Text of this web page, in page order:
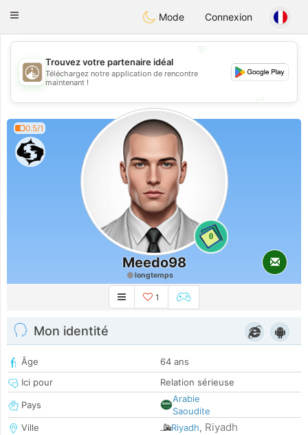
Bahebik
Toggle
Mode Connexion
💖
💕
Trouvez votre partenaire idéal
Téléchargez notre application de rencontre
maintenant !
0.5/1
0
Meedo98
longtemps
1
Mon identité
Âge
64 ans
Ici pour
Relation sérieuse
Pays
Arabie
Saoudite
Ville
Riyadh, Riyadh